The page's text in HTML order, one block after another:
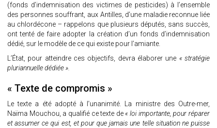
(fonds d’indemnisation des victimes de pesticides) à l’ensemble
des personnes souffrant, aux Antilles, d’une maladie reconnue liée
au chlordécone – rappelons que plusieurs députés, sans succès,
ont tenté de faire adopter la création d’un fonds d’indemnisation
dédié, sur le modèle de ce qui existe pour l’amiante.
L’État, pour atteindre ces objectifs, devra élaborer une « stratégie
pluriannuelle dédiée ».
« Texte de compromis »
Le texte a été adopté à l’unanimité. La ministre des Outre-mer,
Naïma Mouchou, a qualifié ce texte de « loi importante, pour réparer
et assumer ce qui est, et pour que jamais une telle situation ne puisse